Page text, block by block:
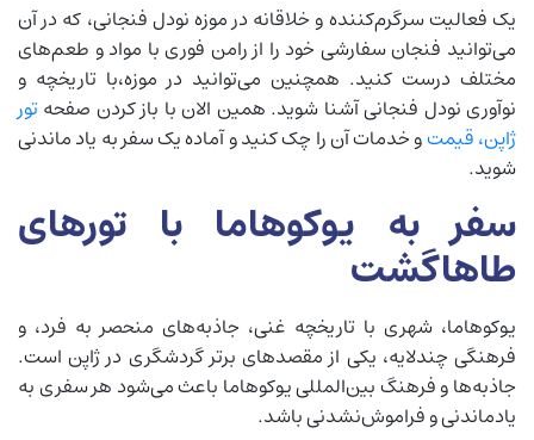
یک فعالیت سرگرم‌کننده و خلاقانه در موزه نودل فنجانی، که در آن
می‌توانید فنجان سفارشی خود را از رامن فوری با مواد و طعم‌های
مختلف درست کنید. همچنین می‌توانید در موزه،با تاریخچه و
نوآوری نودل فنجانی آشنا شوید. همین الان با باز کردن صفحه تور
ژاپن، قیمتو خدمات آن را چک کنید و آماده یک سفر به یاد ماندنی
شوید.
سفر به یوکوهاما با تور‌های
طاهاگشت
یوکوهاما، شهری با تاریخچه غنی، جاذبه‌های منحصر به فرد، و
فرهنگی چندلایه، یکی از مقصدهای برتر گردشگری در ژاپن است.
جاذبه‌ها و فرهنگ بین‌المللی یوکوهاما باعث می‌شود هر سفری به
یادماندنی و فراموش‌نشدنی باشد.